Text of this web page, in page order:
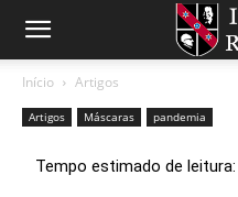
Início Artigos
Artigos Máscaras pandemia